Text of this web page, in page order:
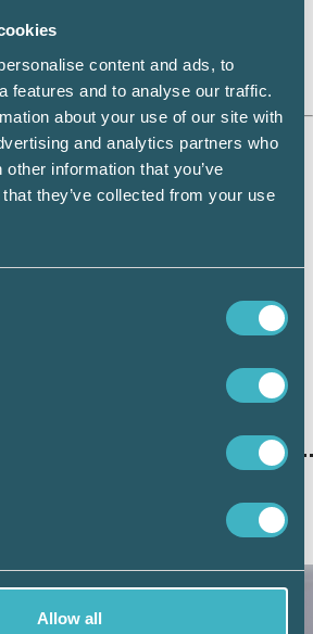
content and ads, to
features and to analyse our traffic.
about your use of our site with
and analytics partners who
information that you’ve
they’ve collected from your use
Allow all
system kräver inga
uppgradering. Alla jobbar